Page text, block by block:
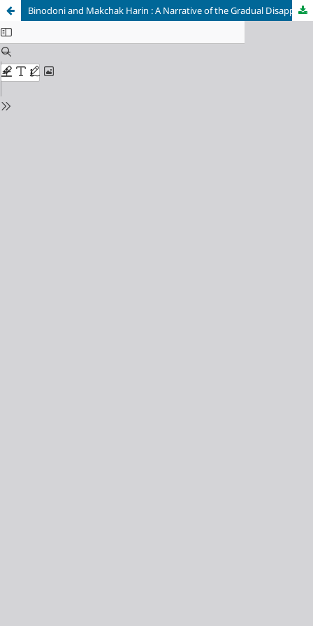
Binodoni and Makchak Harin : A Narrative of the Gradual Disappearance of an Ethnic Language and Ethnic Community/‘বিনদনি’ ও ‘মাকচক হরিণ’ : এক কৌমভাষা ও কৌমজাতির ক্রমবিলীয়মান অস্তিত্বের আখ্যান